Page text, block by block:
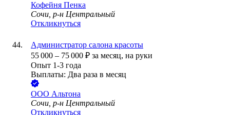
Кофейня Пенка
Сочи, р-н Центральный
Откликнуться
Администратор салона красоты
55 000 – 75 000 ₽ за месяц, на руки
Опыт 1-3 года
Выплаты: Два раза в месяц
ООО Альтона
Сочи, р-н Центральный
Откликнуться